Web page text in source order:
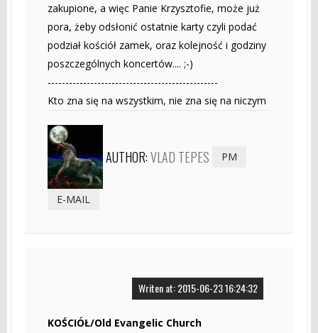
zakupione, a więc Panie Krzysztofie, może już
pora, żeby odsłonić ostatnie karty czyli podać
podział kościół zamek, oraz kolejność i godziny
poszczególnych koncertów.... ;-)
------------------------------------------------
Kto zna się na wszystkim, nie zna się na niczym
AUTHOR:VLAD TEPES PM
E-MAIL
Writen at: 2015-06-23 16:24:32
KOŚCIÓŁ/Old Evangelic Church